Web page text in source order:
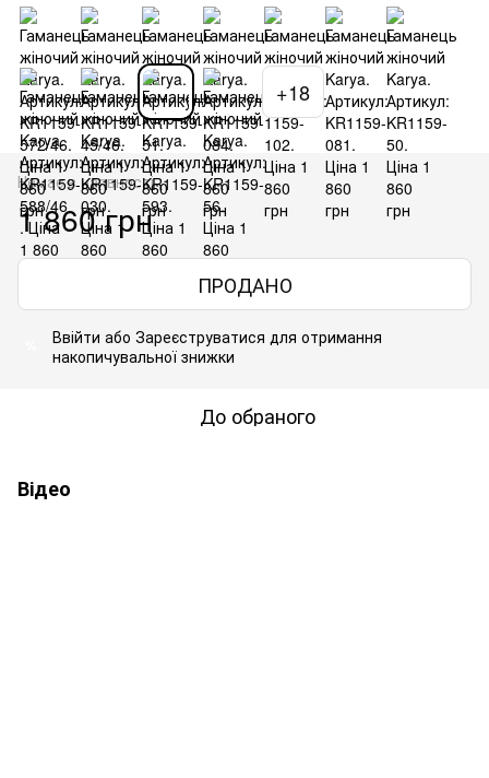
+18
Немає в наявності
1 860 грн
ПРОДАНО
Ввійти або Зареєструватися для отримання
накопичувальної знижки
До обраного
Відео